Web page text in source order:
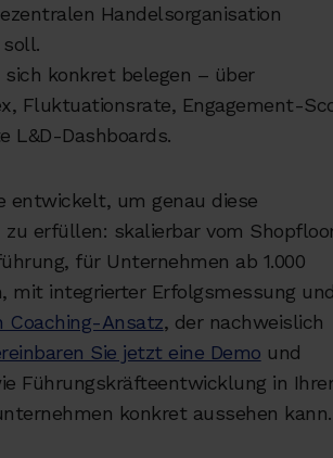
Handelsorganisation
sich konkret belegen – über
Fluktuationsrate, Engagement-
L&D-Dashboards.
entwickelt, um genau diese
zu erfüllen: skalierbar vom
für Unternehmen ab 1.000
mit integrierter Erfolgsmessung
Coaching-Ansatz, der nachweislich
Sie jetzt eine Demo und
Führungskräfteentwicklung in
konkret aussehen kann.